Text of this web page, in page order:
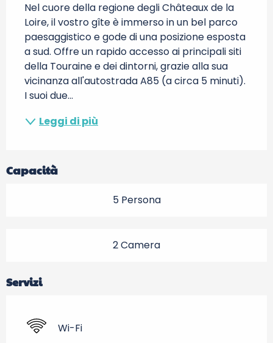
Nel cuore della regione degli Châteaux de la
Loire, il vostro gîte è immerso in un bel parco
paesaggistico e gode di una posizione esposta
a sud. Offre un rapido accesso ai principali siti
della Touraine e dei dintorni, grazie alla sua
vicinanza all'autostrada A85 (a circa 5 minuti).
I suoi due...
Leggi di più
Capacità
5 Persona
2 Camera
Servizi
Wi-Fi